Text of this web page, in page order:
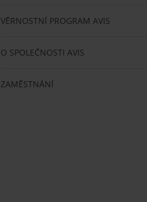
VĚRNOSTNÍ PROGRAM AVIS
O SPOLEČNOSTI AVIS
ZAMĚSTNÁNÍ